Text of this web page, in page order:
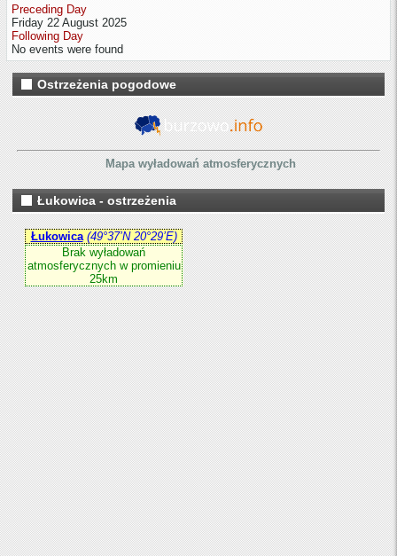
Preceding Day
Friday 22 August 2025
Following Day
No events were found
Ostrzeżenia pogodowe
Mapa wyładowań atmosferycznych
Łukowica - ostrzeżenia